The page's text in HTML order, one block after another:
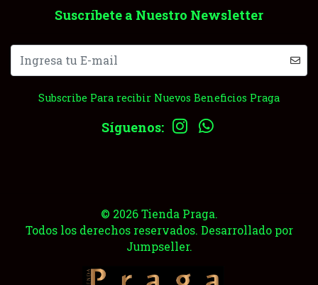
Suscríbete a Nuestro Newsletter
Subscribe Para recibir Nuevos Beneficios Praga
Síguenos:
© 2026 Tienda Praga.
Todos los derechos reservados. Desarrollado por
Jumpseller.